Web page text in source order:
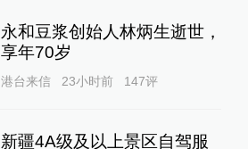
永和豆浆创始人林炳生逝世，
享年70岁
港台来信 23小时前 147评
新疆4A级及以上景区自驾服